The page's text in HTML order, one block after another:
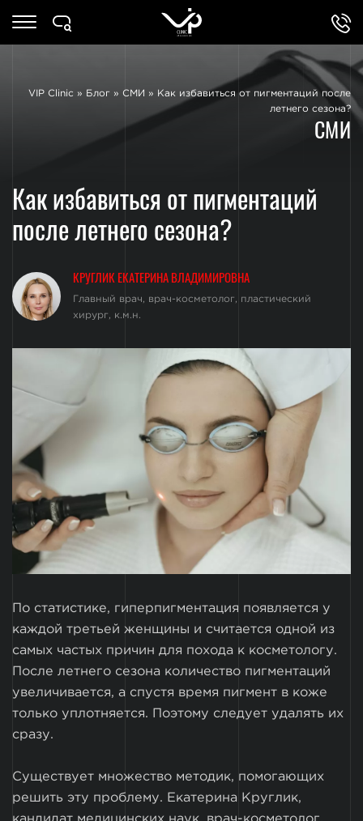
VIP Clinic » Блог » СМИ »
Как избавиться от пигментаций после
летнего сезона?
СМИ
Как избавиться от пигментаций
после летнего сезона?
КРУГЛИК ЕКАТЕРИНА ВЛАДИМИРОВНА
Главный врач, врач-косметолог, пластический
хирург, к.м.н.
По статистике, гиперпигментация появляется у
каждой третьей женщины и считается одной из
самых частых причин для похода к косметологу.
После летнего сезона количество пигментаций
увеличивается, а спустя время пигмент в коже
только уплотняется. Поэтому следует удалять их
сразу.
Существует множество методик, помогающих
решить эту проблему. Екатерина Круглик,